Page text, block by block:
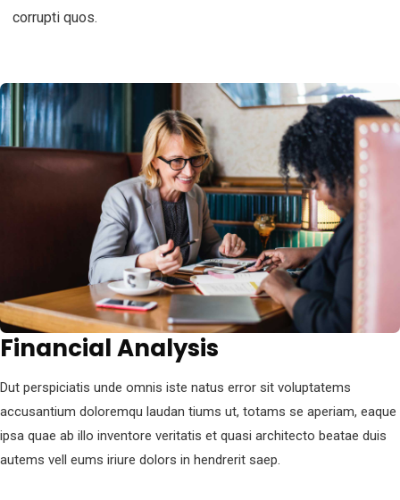
corrupti quos.
Financial Analysis
Dut perspiciatis unde omnis iste natus error sit voluptatems
accusantium doloremqu laudan tiums ut, totams se aperiam, eaque
ipsa quae ab illo inventore veritatis et quasi architecto beatae duis
autems vell eums iriure dolors in hendrerit saep.